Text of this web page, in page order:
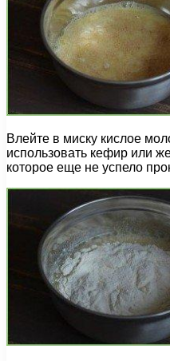
Влейте в миску кислое
использовать кефир или
которое еще не успело